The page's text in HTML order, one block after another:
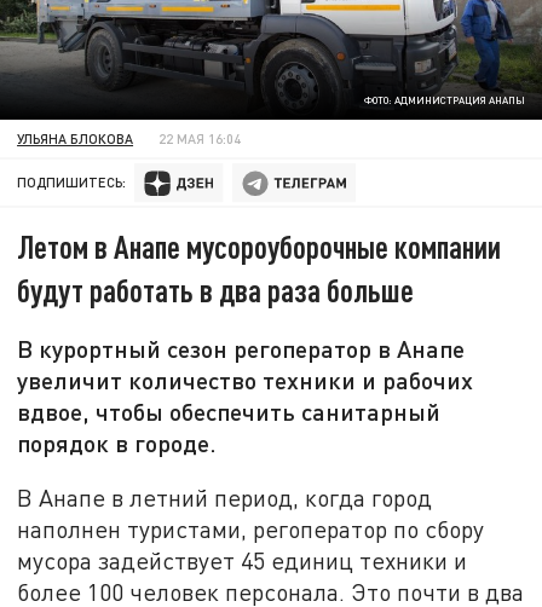
ФОТО: АДМИНИСТРАЦИЯ АНАПЫ
УЛЬЯНА БЛОКОВА 22 МАЯ 16:04
ПОДПИШИТЕСЬ:
Летом в Анапе мусороуборочные компании
будут работать в два раза больше
В курортный сезон регоператор в Анапе
увеличит количество техники и рабочих
вдвое, чтобы обеспечить санитарный
порядок в городе.
В Анапе в летний период, когда город
наполнен туристами, регоператор по сбору
мусора задействует 45 единиц техники и
более 100 человек персонала. Это почти в два